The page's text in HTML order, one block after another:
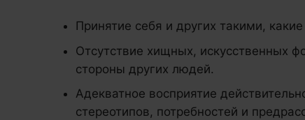
Принятие себя и других такими, какие
Отсутствие хищных, искусственных
стороны других людей.
Адекватное восприятие
стереотипов, потребностей и